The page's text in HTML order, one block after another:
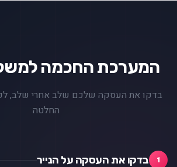
המערכת החכמה
בדקו את העסקה שלכם שלב אחרי שלב,
החלטה
1 בדקו את העסקה על הנייר